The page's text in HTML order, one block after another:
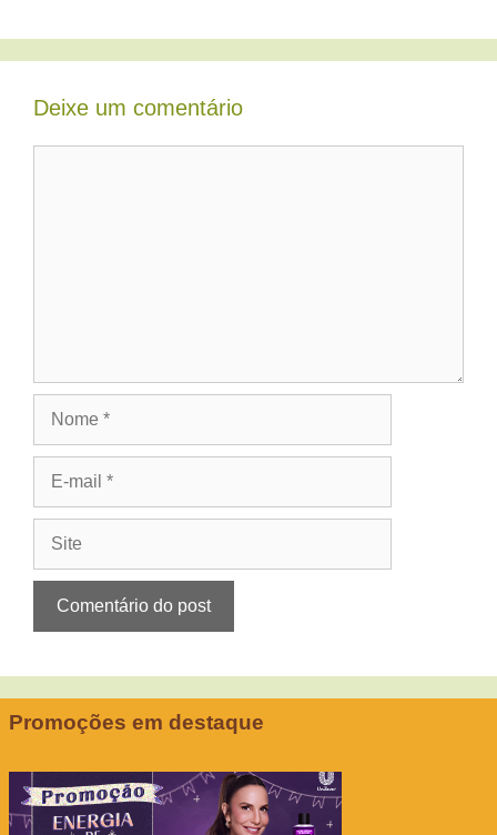
Deixe um comentário
Promoções em destaque